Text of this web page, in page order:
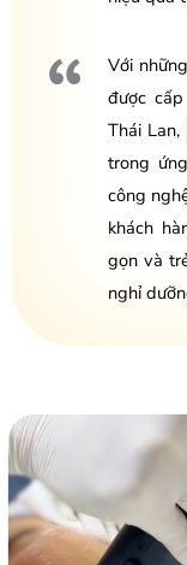
Với
được
Thái
trong
công
khách
gọn và
nghỉ